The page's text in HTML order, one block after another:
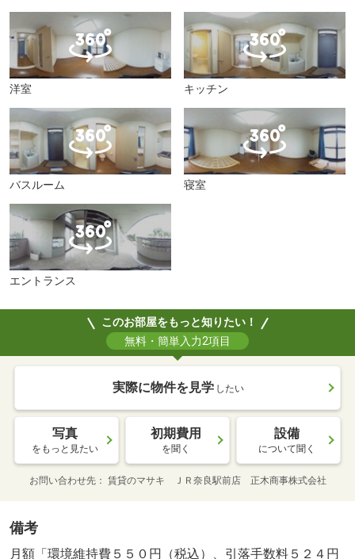
洋室 キッチン
バスルーム 寝室
エントランス
このお部屋をもっと知りたい！
無料・簡単入力2項目
実際に物件を見学 したい
写真
をもっと見たい
初期費用
を聞く
設備
について聞く
お問い合わせ先 賃貸のマサキ ＪＲ奈良駅前店 正木商事株式会社
備考
月額「環境維持費５５０円（税込）、引落手数料５２４円